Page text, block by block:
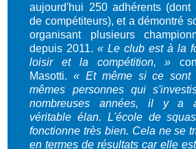
aujourd'hui 250 adhérents (dont
de compétiteurs), et a démontré
organisant plusieurs
depuis 2011.« Le club est à la
loisir et la compétition, »
Masotti. « Et même si ce sont
mêmes personnes qui
nombreuses années, il y a
véritable élan. L'école de
fonctionne très bien. Cela ne se
en termes de résultats car elle